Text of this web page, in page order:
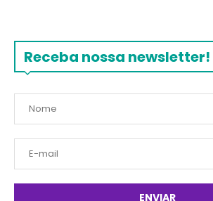
Receba nossa newsletter!